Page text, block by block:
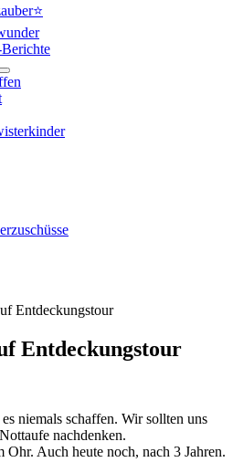
Entdeckungstour
Entdeckungstour
niemals schaffen. Wir sollten uns
nachdenken.
Ohr. Auch heute noch, nach 3 Jahren.